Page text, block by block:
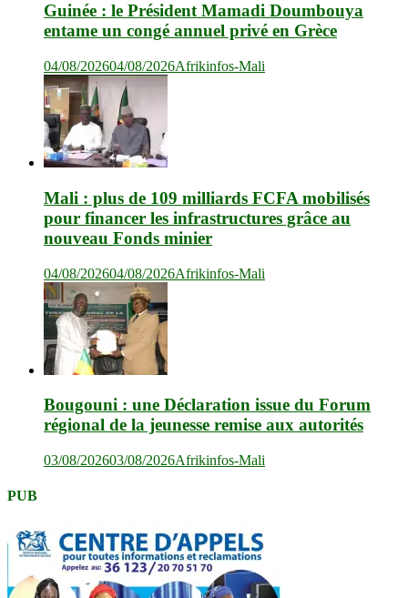
Guinée : le Président Mamadi Doumbouya
entame un congé annuel privé en Grèce
04/08/202604/08/2026Afrikinfos-Mali
Mali : plus de 109 milliards FCFA mobilisés
pour financer les infrastructures grâce au
nouveau Fonds minier
04/08/202604/08/2026Afrikinfos-Mali
Bougouni : une Déclaration issue du Forum
régional de la jeunesse remise aux autorités
03/08/202603/08/2026Afrikinfos-Mali
PUB